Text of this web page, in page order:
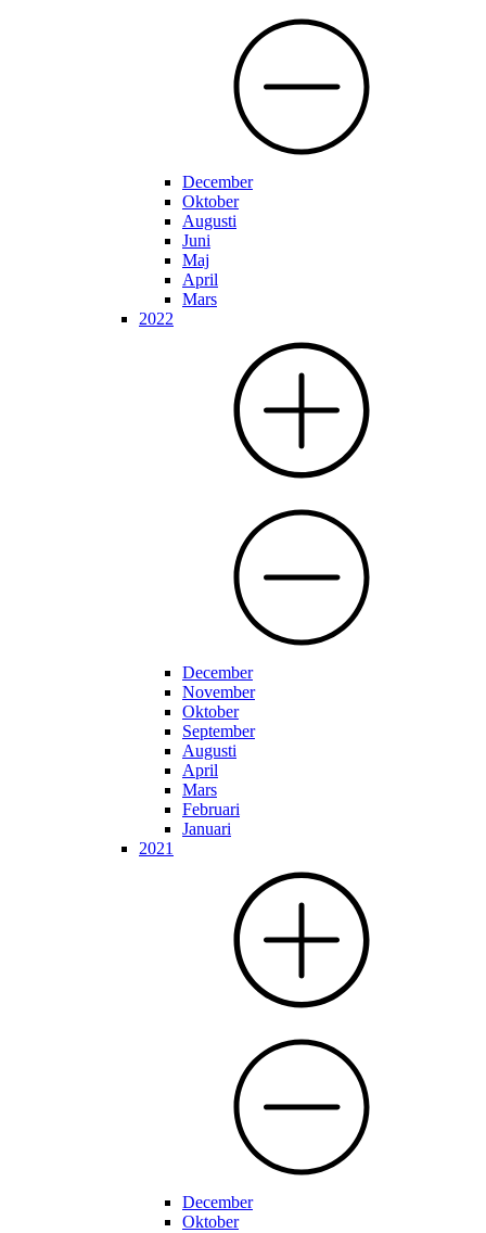
December
Oktober
Augusti
Juni
Maj
April
Mars
2022
December
November
Oktober
September
Augusti
April
Mars
Februari
Januari
2021
December
Oktober